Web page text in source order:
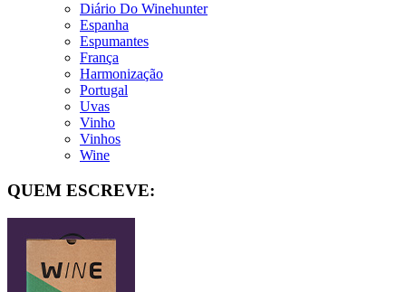
Diário Do Winehunter
Espanha
Espumantes
França
Harmonização
Portugal
Uvas
Vinho
Vinhos
Wine
QUEM ESCREVE: